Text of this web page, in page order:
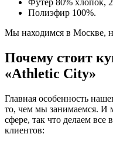
Полиэфир 100%.
Мы находимся в Москве,
Почему стоит
«Athletic City»
Главная особенность
то, чем мы занимаемся. И
сфере, так что делаем все
клиентов: